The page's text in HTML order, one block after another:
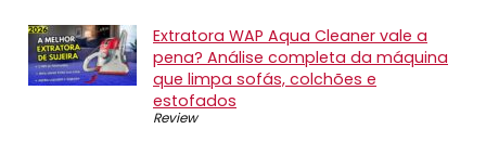
Extratora WAP Aqua Cleaner vale a
pena? Análise completa da máquina
que limpa sofás, colchões e
estofados
Review